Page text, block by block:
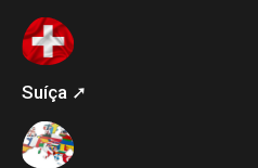
Suíça ➚